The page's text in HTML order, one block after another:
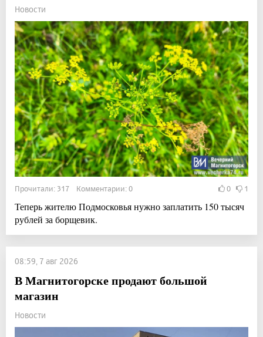
Новости
Прочитали: 317 Комментарии: 0 0 1
Теперь жителю Подмосковья нужно заплатить 150 тысяч
рублей за борщевик.
08:59, 7 авг 2026
В Магнитогорске продают большой
магазин
Новости